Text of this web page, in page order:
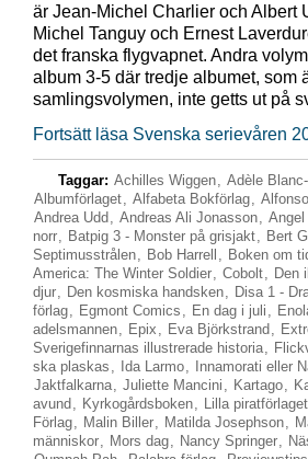
är Jean-Michel Charlier och Albert
Michel Tanguy och Ernest
det franska flygvapnet. Andra
album 3-5 där tredje albumet, som
samlingsvolymen, inte getts ut på
Fortsätt läsa Svenska serievåren
Taggar: Achilles Wiggen, Adèle
Albumförlaget, Alfabeta Bokförlag,
Andrea Udd , Andreas Ali Jonasson, Angel
norr, Batpig 3 - Monster på grisjakt, Bert
Septimusstrålen, Bob Harrell , Boken om
America: The Winter Soldier, Cobolt, Den
djur, Den kosmiska handsken, Disa 1 -
förlag, Egmont Comics , En dag i juli ,
adelsmannen, Epix , Eva Björkstrand ,
Sverigefinnarnas illustrerade historia,
ska plaskas , Ida Larmo, Innamorati eller
Jaktfalkarna, Juliette Mancini , Kartago,
avund , Kyrkogårdsboken, Lilla piratförlaget
Förlag, Malin Biller, Matilda Josephson,
människor, Mors dag, Nancy Springer,